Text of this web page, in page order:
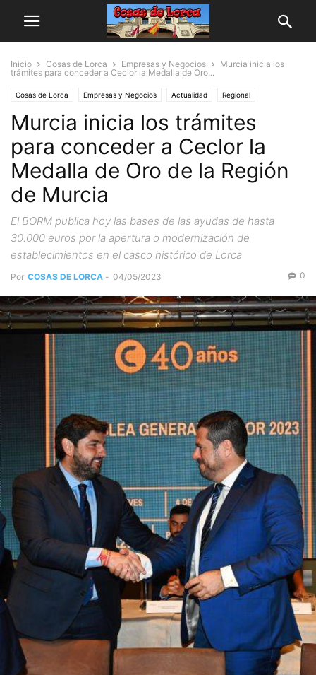
Inicio Cosas de Lorca Empresas y Negocios
Murcia inicia los
trámites para conceder a Ceclor la Medalla de Oro...
Cosas de Lorca Empresas y Negocios Actualidad Regional
Murcia inicia los trámites
para conceder a Ceclor la
Medalla de Oro de la Región
de Murcia
El BORM publica hoy las bases de las ayudas de hasta
30.000 euros por la apertura o modernización de
establecimientos en el casco histórico de Lorca
Por COSAS DE LORCA - 04/05/2023 0